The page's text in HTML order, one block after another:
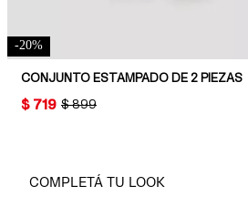
-20%
CONJUNTO ESTAMPADO DE 2 PIEZAS
ORIGINAL PRICE:
$ 899
PRICE:
$ 719
COMPLETÁ TU LOOK